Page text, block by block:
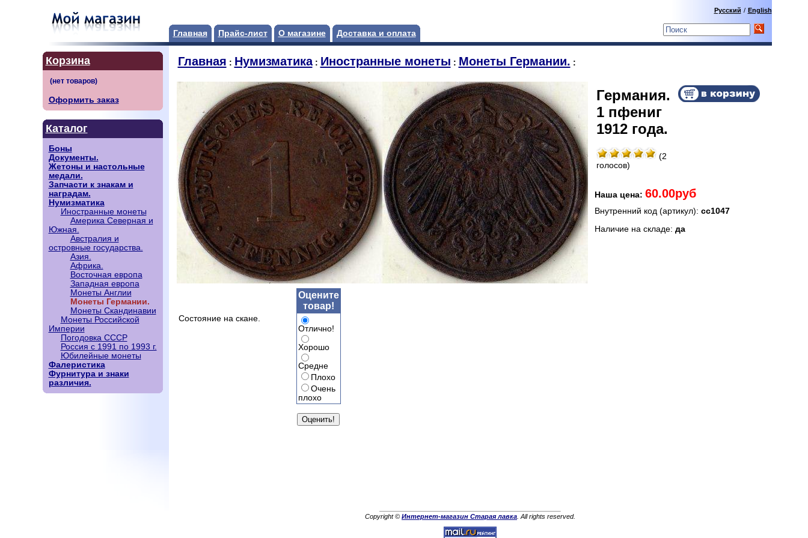
Главная Прайс-лист О магазине Доставка и оплата
Русский / English
Корзина
Оформить заказ
Каталог
Боны
Документы.
Жетоны и настольные
медали.
Запчасти к знакам и
наградам.
Нумизматика
Иностранные монеты
Америка Северная и
Южная.
Австралия и
островные государства.
Азия.
Африка.
Восточная европа
Западная европа
Монеты Англии
Монеты Германии.
Монеты Скандинавии
Монеты Российской
Империи
Погодовка СССР
Россия с 1991 по 1993 г.
Юбилейные монеты
Фалеристика
Фурнитура и знаки
различия.
Главная : Нумизматика: Иностранные монеты : Монеты Германии. :
Германия.
1 пфениг
1912 года.
(2
голосов)
Наша цена: 60.00руб
Внутренний код (артикул): сс1047
Наличие на складе: да
Состояние на скане.
Оцените
товар!
Отлично!
Хорошо
Средне
Плохо
Очень
плохо
Copyright © Интернет-магазин Старая лавка . All rights reserved.